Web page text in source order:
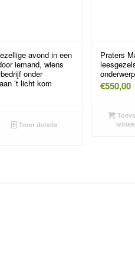
avond in een
iemand, wiens
onder
’t licht kom
Toon details
Praters
€550,00